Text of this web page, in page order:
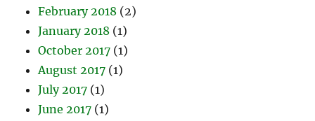
February 2018 (2)
January 2018 (1)
October 2017 (1)
August 2017 (1)
July 2017 (1)
June 2017 (1)